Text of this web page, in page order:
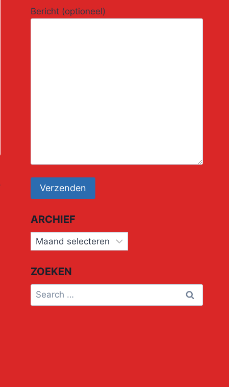
Bericht (optioneel)
ARCHIEF
Archief
ZOEKEN
Search
for: